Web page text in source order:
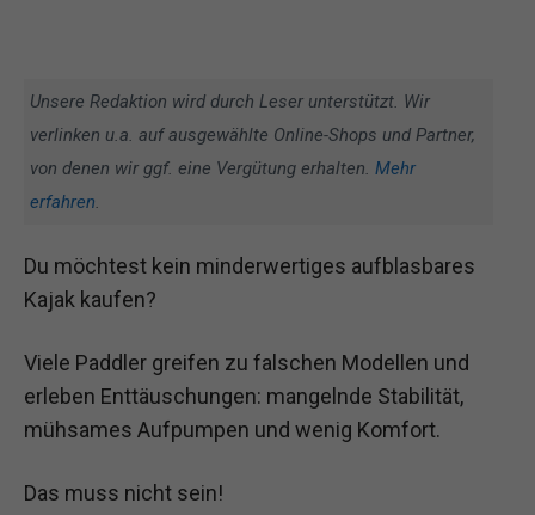
Unsere Redaktion wird durch Leser unterstützt. Wir
verlinken u.a. auf ausgewählte Online-Shops und Partner,
von denen wir ggf. eine Vergütung erhalten. Mehr
erfahren.
Du möchtest kein minderwertiges aufblasbares
Kajak kaufen?
Viele Paddler greifen zu falschen Modellen und
erleben Enttäuschungen: mangelnde Stabilität,
mühsames Aufpumpen und wenig Komfort.
Das muss nicht sein!